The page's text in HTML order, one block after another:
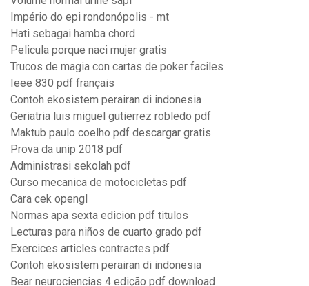
Império do epi rondonópolis - mt
Hati sebagai hamba chord
Pelicula porque naci mujer gratis
Trucos de magia con cartas de poker faciles
Ieee 830 pdf français
Contoh ekosistem perairan di indonesia
Geriatria luis miguel gutierrez robledo pdf
Maktub paulo coelho pdf descargar gratis
Prova da unip 2018 pdf
Administrasi sekolah pdf
Curso mecanica de motocicletas pdf
Cara cek opengl
Normas apa sexta edicion pdf titulos
Lecturas para niños de cuarto grado pdf
Exercices articles contractes pdf
Contoh ekosistem perairan di indonesia
Bear neurociencias 4 edição pdf download